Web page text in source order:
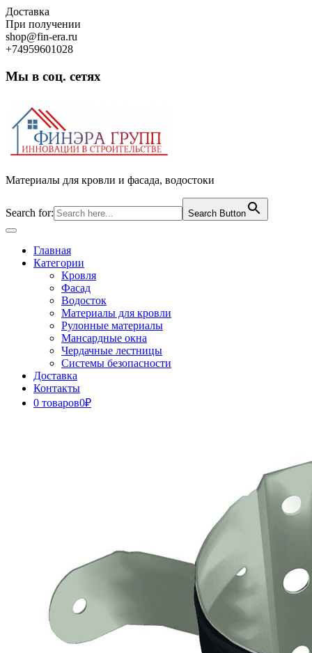
Skip
to
content
Доставка
При получении
shop@fin-era.ru
+74959601028
Мы в соц. сетях
Материалы для кровли и фасада, водостоки
Search for: Search Button
Open
ButtonГлавная
Категории
Кровля
Фасад
Водосток
Материалы для кровли
Рулонные материалы
Мансардные окна
Чердачные лестницы
Системы безопасности
Доставка
Контакты
0 товаров0₽